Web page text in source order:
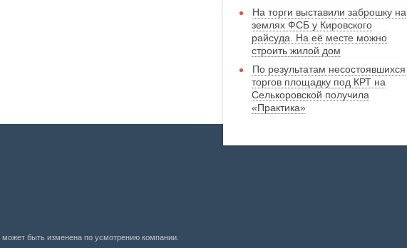
На торги выставили заброшку на
землях ФСБ у Кировского
райсуда. На её месте можно
строить жилой дом
По результатам несостоявшихся
торгов площадку под КРТ на
Селькоровской получила
«Практика»
быть изменена по усмотрению компании.